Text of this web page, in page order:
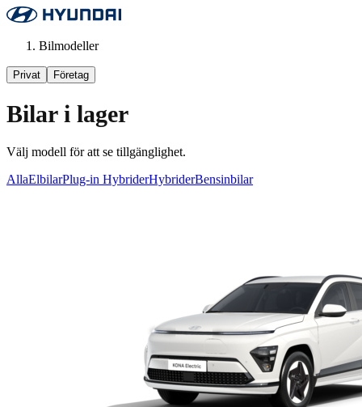
Bilmodeller
Privat Företag
Bilar i lager
Välj modell för att se tillgänglighet.
AllaElbilarPlug-in HybriderHybriderBensinbilar